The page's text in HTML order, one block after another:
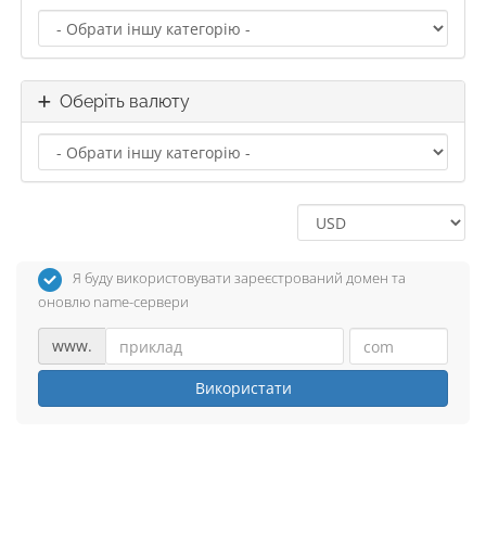
Оберіть валюту
Я буду використовувати зареєстрований домен та
оновлю name-сервери
www.
Використати